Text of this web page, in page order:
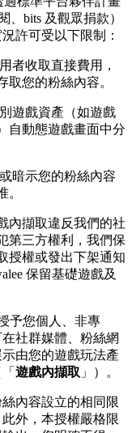
、bits 及觀眾捐款）
許可受以下限制：
者收取直接費用，
取您的粉絲內容。
遊戲資產（如遊戲
自動態遊戲畫面中分
暗示您的粉絲內容
。
內擷取違反我們的社
第三方權利，我們保
授權或發出下架通知
保留基礎遊戲及
予您個人、非專
社群媒體、粉絲網
由您的遊戲玩法產
遊戲內擷取 」）。
內容設立的相同限
外，本授權嚴格限